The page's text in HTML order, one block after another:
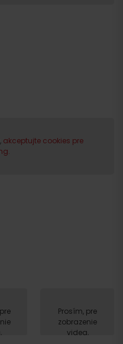
akceptujte cookies pre
Prosím, pre
zobrazenie
videa,